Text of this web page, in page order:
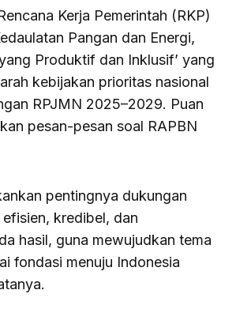
Kerja Pemerintah (RKP)
Pangan dan Energi,
Produktif dan Inklusif’ yang
kebijakan prioritas nasional
RPJMN 2025–2029. Puan
pesan-pesan soal RAPBN
pentingnya dukungan
kredibel, dan
hasil, guna mewujudkan tema
fondasi menuju Indonesia